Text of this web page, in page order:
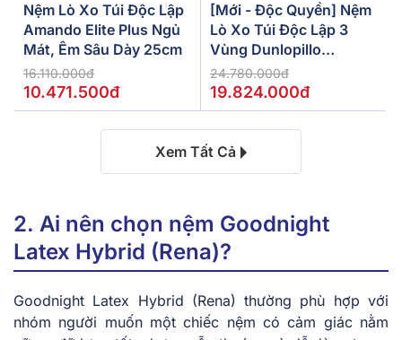
Nệm Lò Xo Túi Độc Lập
Amando Elite Plus Ngủ
Mát, Êm Sâu Dày 25cm
16.110.000đ
10.471.500đ
[Mới - Độc Quyền] Nệm
Lò Xo Túi Độc Lập 3
Vùng Dunlopillo
De.Stress Powerful
24.780.000đ
19.824.000đ
Xem Tất Cả
2. Ai nên chọn nệm Goodnight
Latex Hybrid (Rena)?
Goodnight Latex Hybrid (Rena) thường phù hợp với
nhóm người muốn một chiếc nệm có cảm giác nằm